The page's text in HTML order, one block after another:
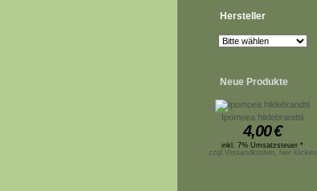
Hersteller
Neue Produkte
Ipomoea hildebrandtii
4,00€
inkl. 7% Umsatzsteuer *
zzgl.Versandkosten, hier klicken